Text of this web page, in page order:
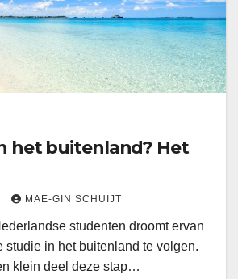
het buitenland? Het
MAE-GIN SCHUIJT
studenten droomt ervan
studie in het buitenland te volgen.
klein deel deze stap…